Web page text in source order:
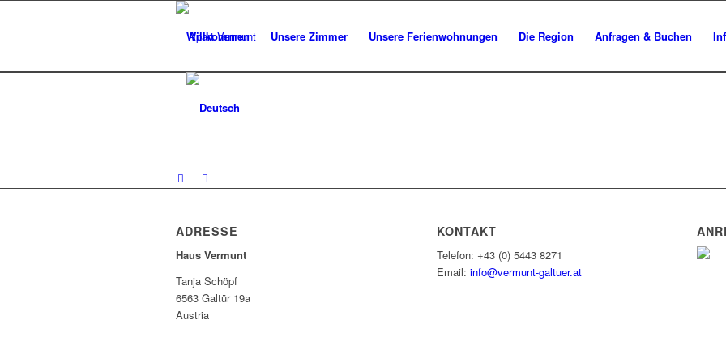
Willkommen Unsere Zimmer Unsere Ferienwohnungen Die Region Anfragen & Buchen
ADRESSE
Haus Vermunt
Tanja Schöpf
6563 Galtür 19a
Austria
KONTAKT
Telefon: +43 (0) 5443 8271
Email: info@vermunt-galtuer.at